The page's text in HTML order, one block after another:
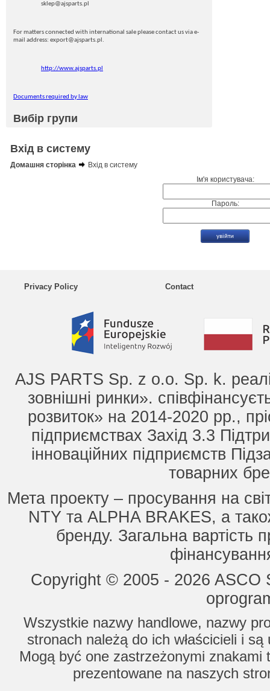
sklep@ajsparts.pl
For matters connected with international sale please contact us via e-
mail address: export@ajsparts.pl.
http://www.ajsparts.pl
Documents required by law
Вибір групи
Вхід в систему
Домашня сторінка
Вхід в систему
Ім'я користувача:
Пароль:
Privacy Policy Contact
AJS PARTS Sp. z o.o. Sp. k.
зовнішні ринки».
розвиток» на 2014-2020 рр.,
підприємствах Захід 3.3
інноваційних підприємств
товарних
Мета проекту – просування на
NTY та ALPHA BRAKES, а
бренду. Загальна вартість
Copyright © 2005 - 2026
Wszystkie nazwy handlowe, nazwy
stronach należą do ich właścicieli i
Mogą być one zastrzeżonymi znakami
prezentowane na naszych